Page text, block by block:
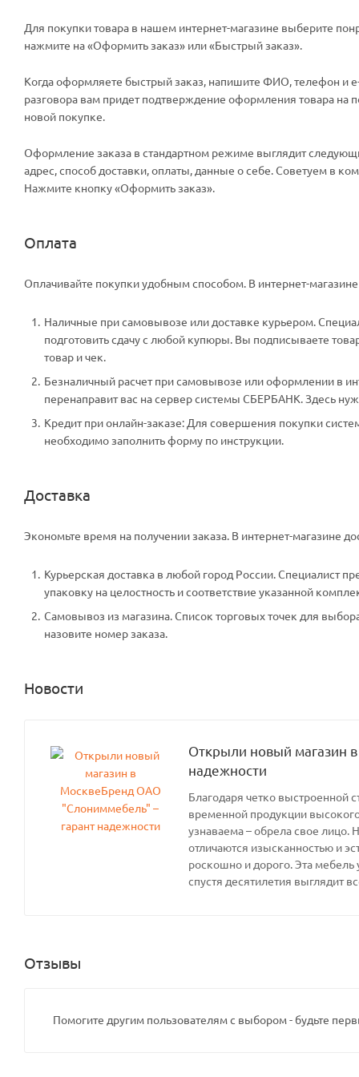
Для покупки товара в нашем интернет-магазине выберите
нажмите на «Оформить заказ» или «Быстрый заказ».
Когда оформляете быстрый заказ, напишите ФИО, телефон и
разговора вам придет подтверждение оформления товара на
новой покупке.
Оформление заказа в стандартном режиме выглядит
адрес, способ доставки, оплаты, данные о себе. Советуем в
Нажмите кнопку «Оформить заказ».
Оплата
Оплачивайте покупки удобным способом. В интернет-
Наличные при самовывозе или доставке курьером.
подготовить сдачу с любой купюры. Вы подписываете
товар и чек.
Безналичный расчет при самовывозе или оформлении в
перенаправит вас на сервер системы СБЕРБАНК. Здесь
Кредит при онлайн-заказе: Для совершения покупки
необходимо заполнить форму по инструкции.
Доставка
Экономьте время на получении заказа. В интернет-магазине
Курьерская доставка в любой город России. Специалист
упаковку на целостность и соответствие указанной
Самовывоз из магазина. Список торговых точек для
назовите номер заказа.
Новости
Открыли новый магазин
надежности
Благодаря четко выстроенной
временной продукции
узнаваема – обрела свое лицо.
отличаются изысканностью и
роскошно и дорого. Эта
спустя десятилетия выглядит
Отзывы
Помогите другим пользователям с выбором - будьте